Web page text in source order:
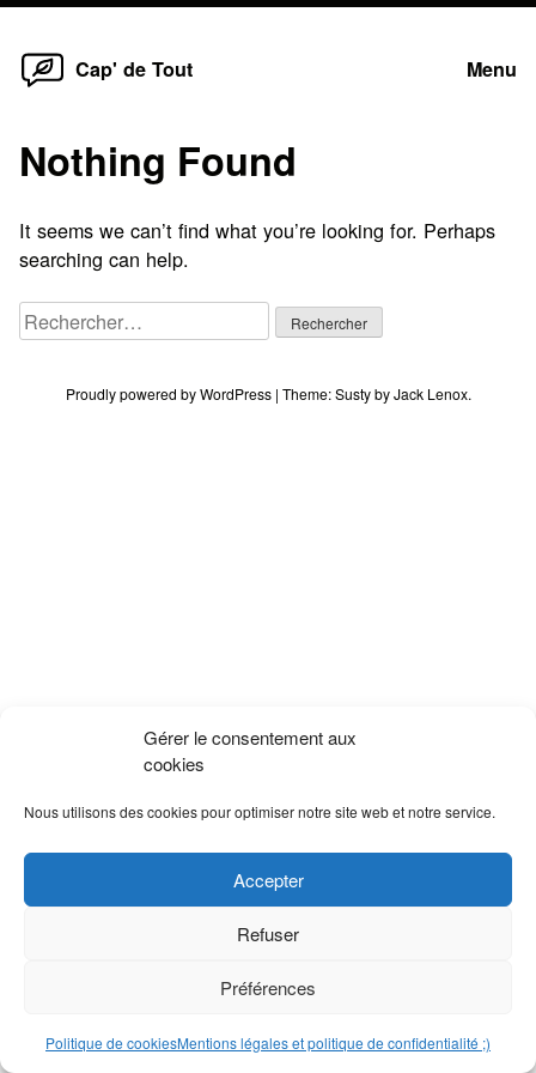
Gérer le consentement aux
cookies
Nous utilisons des cookies pour optimiser notre site web et notre service.
Accepter
Refuser
Préférences
Politique de cookiesMentions légales et politique de confidentialité ;)
Skip
Cap' de Tout Menu
Nothing Found
It seems we can’t find what you’re looking for. Perhaps
searching can help.
Rechercher :
Proudly powered by WordPress | Theme:SustybyJack Lenox.